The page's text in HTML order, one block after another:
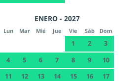
ENERO - 2027
Lun Mar Mié Jue Vie Sáb Dom
1 2
3
4
5 6 7 8 9
10
11
12 13 14 15 16
17